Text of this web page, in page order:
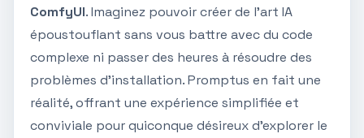
ComfyUI. Imaginez pouvoir créer de l'art IA
époustouflant sans vous battre avec du code
complexe ni passer des heures à résoudre des
problèmes d'installation. Promptus en fait une
réalité, offrant une expérience simplifiée et
conviviale pour quiconque désireux d'explorer le